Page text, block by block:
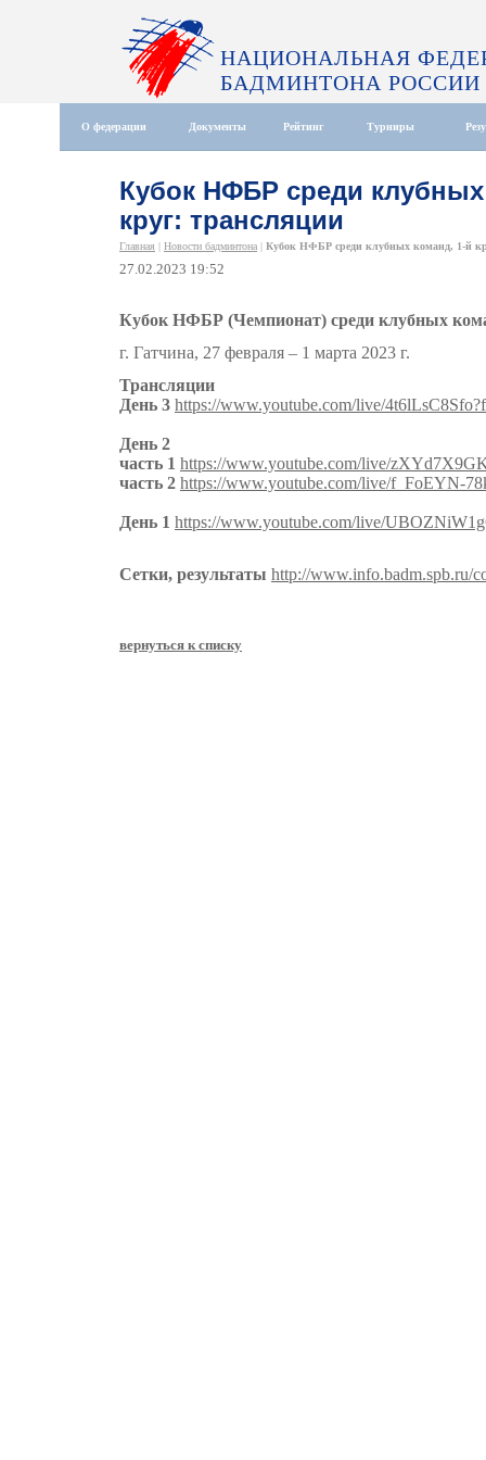
НАЦИОНАЛЬНАЯ
БАДМИНТОНА РОССИИ
О федерации Документы Рейтинг Турниры
Кубок НФБР среди
круг: трансляции
Главная | Новости бадминтона | Кубок НФБР среди клубных команд, 1-й
27.02.2023 19:52
Кубок НФБР (Чемпионат) среди клубных
г. Гатчина, 27 февраля – 1 марта 2023 г.
Трансляции
День 3 https://www.youtube.com/live/
День 2
часть 1 https://www.youtube.com/live/
часть 2 https://www.youtube.com/live/f_FoEYN-
День 1 https://www.youtube.com/live/
Сетки, результаты http://www.info.badm.spb.ru/
вернуться к списку